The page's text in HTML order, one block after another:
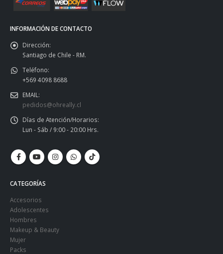
INFORMACIÓN DE CONTACTO
Dirección:
Santiago de Chile - RM.
Teléfono:
+569 4098 8688
EMAIL:
pedidos@ohreally.cl
Días de Atención/Horarios:
Lun - Sáb / 9:00 - 20:00 Hrs.
CATEGORÍAS
Accesorios
Adolescentes
Hombres
Makeup & Beauty
Mujer
Packs